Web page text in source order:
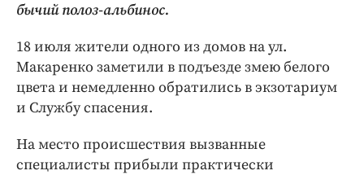
бычий полоз-альбинос.
18 июля жители одного из домов на ул.
Макаренко заметили в подъезде змею белого
цвета и немедленно обратились в экзотариум
и Службу спасения.
На место происшествия вызванные
специалисты прибыли практически